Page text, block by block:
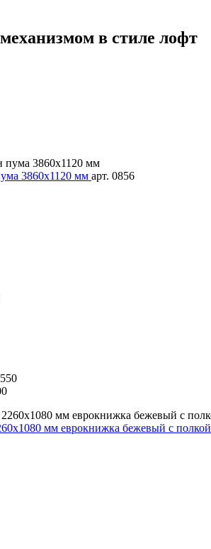
в стиле лофт
3860х1120 мм арт. 0856
мм еврокнижка бежевый с полкой